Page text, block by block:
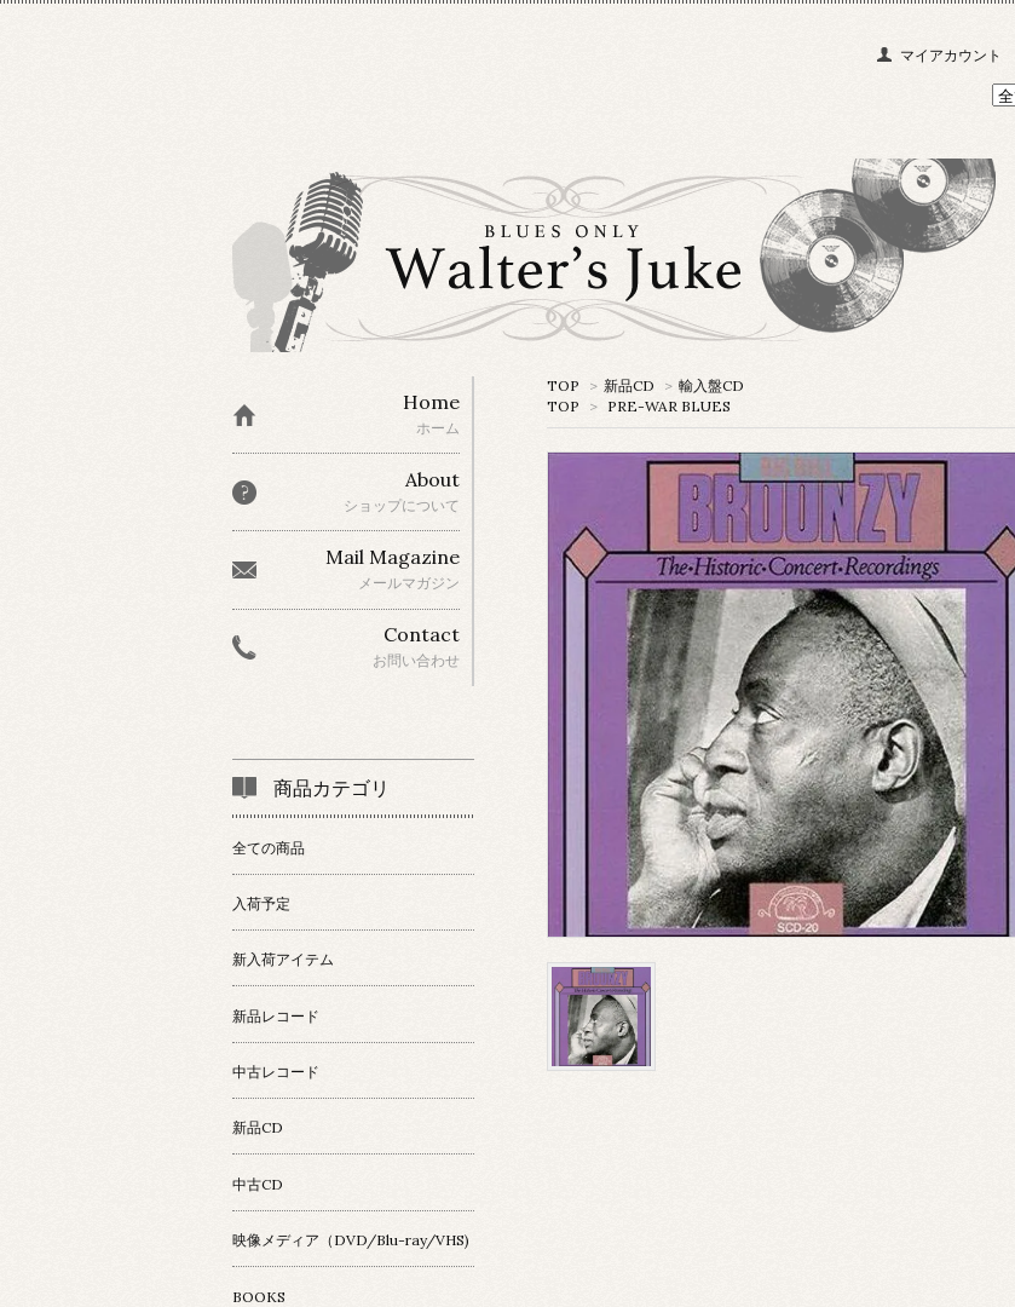
マイアカウント
TOP > 新品CD > 輸入盤CD
TOP
> PRE-WAR BLUES
Home
ホーム
About
ショップについて
Mail Magazine
メールマガジン
Contact
お問い合わせ
商品カテゴリ
全ての商品
入荷予定
新入荷アイテム
新品レコード
中古レコード
新品CD
中古CD
映像メディア（DVD/Blu-ray/VHS)
BOOKS